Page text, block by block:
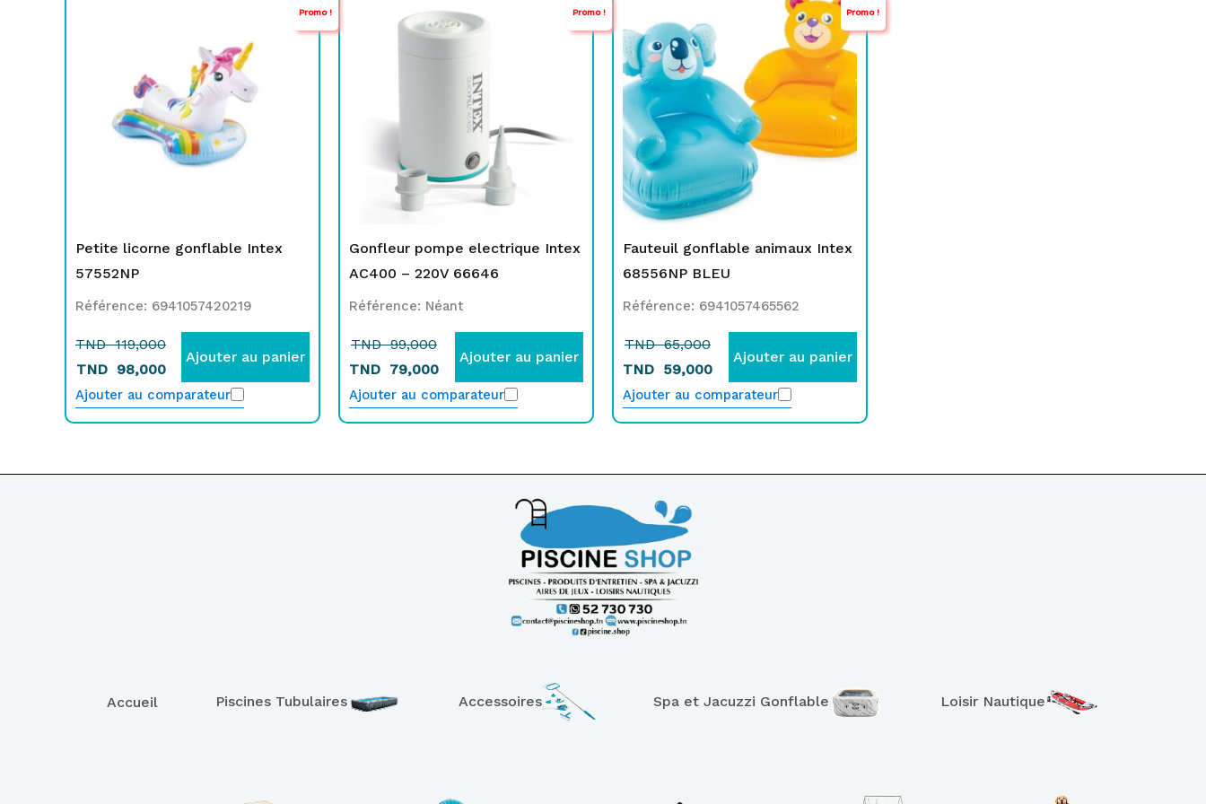
Promo !
Petite licorne gonflable Intex
57552NP
Référence: 6941057420219
TND119,000
TND
119,000.
TND 98,000
TND
98,000.
Ajouter au panier
Ajouter au comparateur
Promo !
Gonfleur pompe electrique Intex
AC400 – 220V 66646
Référence: Néant
TND99,000
prix
initial
TND 79,000
prix
actuel
Ajouter au panier
Ajouter au comparateur
Promo !
Fauteuil gonflable animaux Intex
68556NP BLEU
Référence: 6941057465562
TND65,000
prix
initial
était :
65,000.
TND 59,000
prix
actuel
est :
59,000.
Ajouter au panier
Ajouter au comparateur
Accueil Piscines Tubulaires Accessoires Spa et Jacuzzi Gonflable Loisir Nautique